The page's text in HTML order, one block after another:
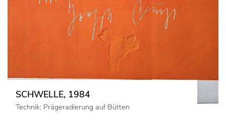
SCHWELLE, 1984
Technik: Prägeradierung auf Bütten